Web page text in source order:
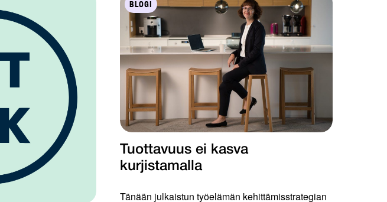
BLOGI
Tuottavuus ei kasva
kurjistamalla
Tänään julkaistun työelämän kehittämisstrategian